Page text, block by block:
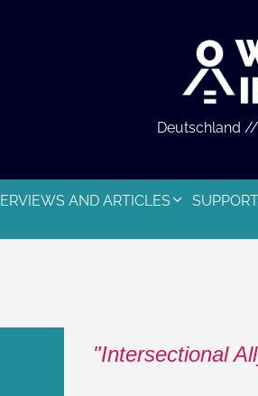
Deutschland
AND ARTICLES
Intersectional